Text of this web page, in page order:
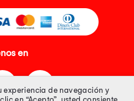
en
experiencia de navegación y